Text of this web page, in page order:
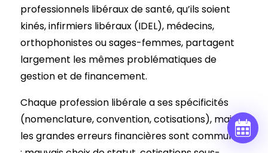
professionnels libéraux de santé, qu’ils soient
kinés, infirmiers libéraux (IDEL), médecins,
orthophonistes ou sages-femmes, partagent
largement les mêmes problématiques de
gestion et de financement.
Chaque profession libérale a ses spécificités
(nomenclature, convention, cotisations), mais
les grandes erreurs financières sont communes